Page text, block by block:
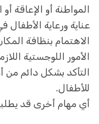
المواطنة أو الإعاقة
عناية ورعاية الأطفال
الاهتمام بنظافة
الأمور اللوجستية
التأكد بشكل دائم من
للأطفال.
أي مهام أخرى قد